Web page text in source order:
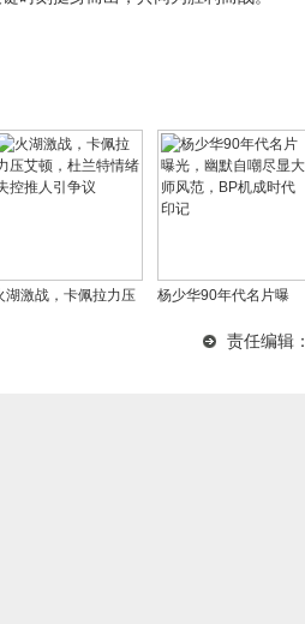
湖激战，卡佩拉力压
杨少华90年代名片曝
风范，BP机成时代印记
责任编辑：